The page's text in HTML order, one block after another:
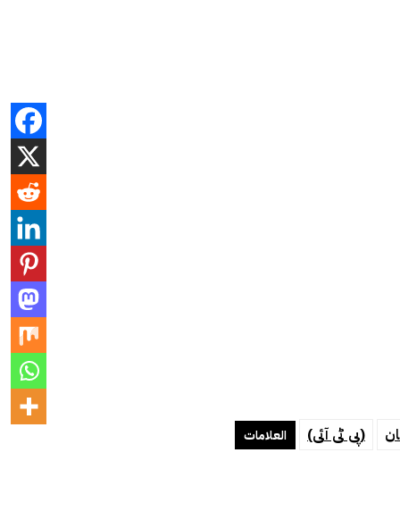
العلامات (پی ٹی آئی)